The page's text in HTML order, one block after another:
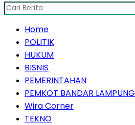
Home
POLITIK
HUKUM
BISNIS
PEMERINTAHAN
PEMKOT BANDAR LAMPUNG
Wira Corner
TEKNO